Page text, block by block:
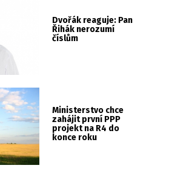
Dvořák reaguje: Pan
Řihák nerozumí
číslům
Ministerstvo chce
zahájit první PPP
projekt na R4 do
konce roku